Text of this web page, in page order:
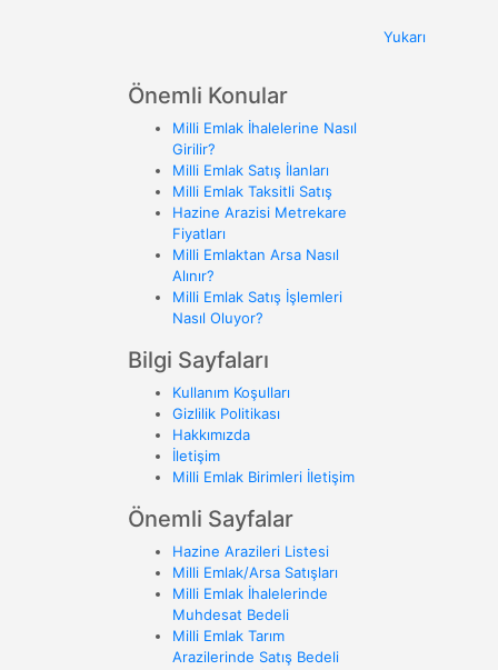
Yukarı
Önemli Konular
Milli Emlak İhalelerine Nasıl
Girilir?
Milli Emlak Satış İlanları
Milli Emlak Taksitli Satış
Hazine Arazisi Metrekare
Fiyatları
Milli Emlaktan Arsa Nasıl
Alınır?
Milli Emlak Satış İşlemleri
Nasıl Oluyor?
Bilgi Sayfaları
Kullanım Koşulları
Gizlilik Politikası
Hakkımızda
İletişim
Milli Emlak Birimleri İletişim
Önemli Sayfalar
Hazine Arazileri Listesi
Milli Emlak/Arsa Satışları
Milli Emlak İhalelerinde
Muhdesat Bedeli
Milli Emlak Tarım
Arazilerinde Satış Bedeli